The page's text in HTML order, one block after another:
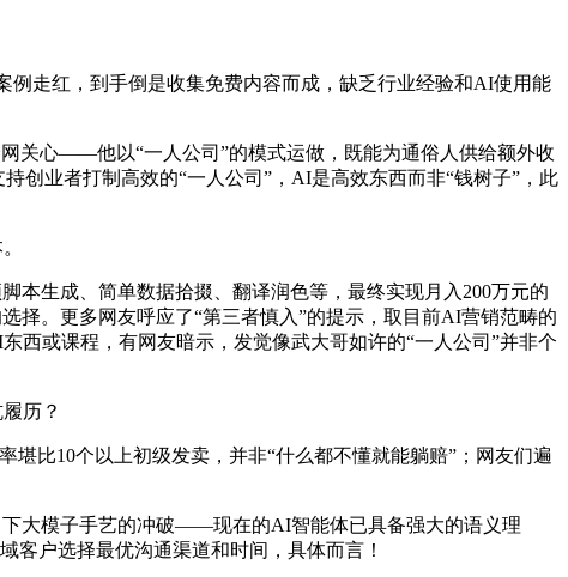
例走红，到手倒是收集免费内容而成，缺乏行业经验和AI使用能
关心——他以“一人公司”的模式运做，既能为通俗人供给额外收
创业者打制高效的“一人公司”，AI是高效东西而非“钱树子”，此
生成、简单数据拾掇、翻译润色等，最终实现月入200万元的
择。更多网友呼应了“第三者慎入”的提示，取目前AI营销范畴的
或课程，有网友暗示，发觉像武大哥如许的“一人公司”并非个
历？
比10个以上初级发卖，并非“什么都不懂就能躺赔”；网友们遍
大模子手艺的冲破——现在的AI智能体已具备强大的语义理
客户选择最优沟通渠道和时间，具体而言！